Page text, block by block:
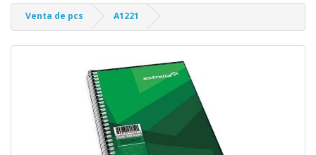
Venta de pcs A1221